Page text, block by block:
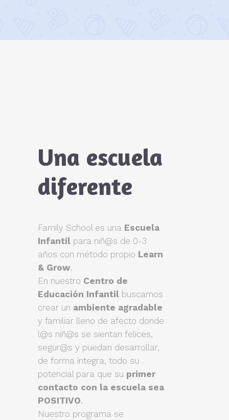
Una escuela
diferente
Family School es una Escuela
Infantil para niñ@s de 0-3
años con método propio Learn
& Grow.
En nuestro Centro de
Educación Infantil buscamos
crear un ambiente agradable
y familiar lleno de afecto donde
l@s niñ@s se sientan felices,
segur@s y puedan desarrollar,
de forma íntegra, todo su
potencial para que su primer
contacto con la escuela sea
POSITIVO.
Nuestro programa se